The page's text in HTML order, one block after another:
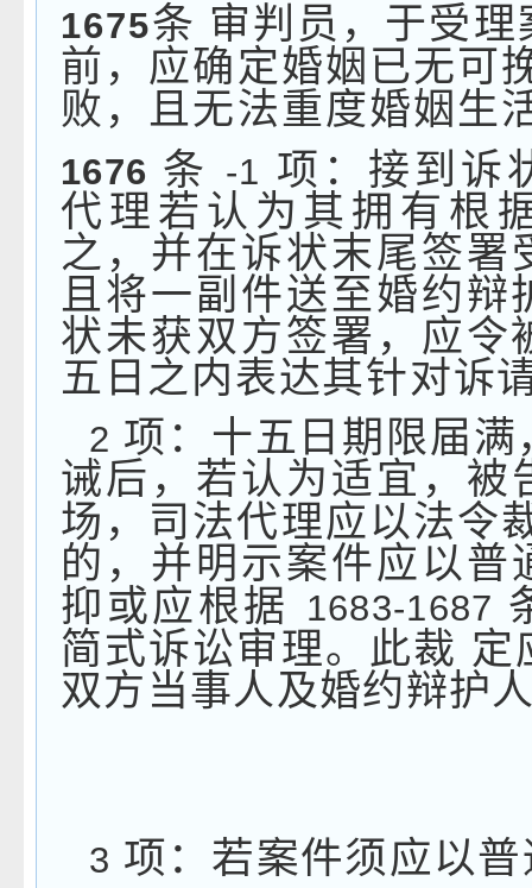
1675条 审判员，于受理
前，应确定婚姻已无可
败，且无法重度婚姻生
1676 条 -1 项：接到诉
代理若认为其拥有根
之，并在诉状末尾签署
且将一副件送至婚约辩
状未获双方签署，应令
五日之内表达其针对诉
2 项：十五日期限届满
诫后，若认为适宜，被
场，司法代理应以法令
的，并明示案件应以普
抑或应根据
1683-1687
简式诉讼审理。此裁 定
双方当事人及婚约辩护
3 项：若案件须应以